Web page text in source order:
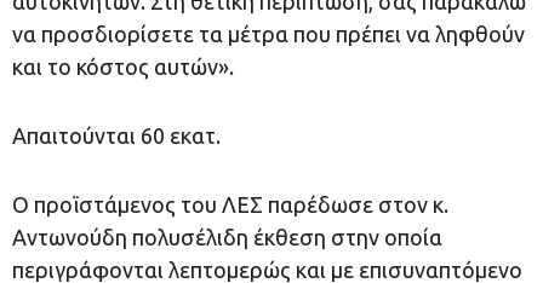
να προσδιορίσετε τα μέτρα που πρέπει να ληφθούν
και το κόστος αυτών».
Απαιτούνται 60 εκατ.
Ο προϊστάμενος του ΛΕΣ παρέδωσε στον κ.
Αντωνούδη πολυσέλιδη έκθεση στην οποία
περιγράφονται λεπτομερώς και με επισυναπτόμενο